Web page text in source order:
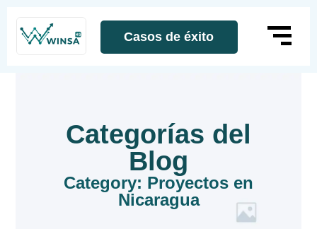
Casos de éxito
Categorías del
Blog
Category: Proyectos en
Nicaragua